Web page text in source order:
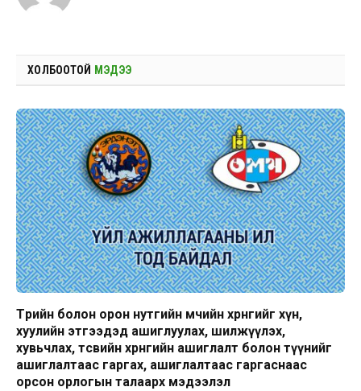
ХОЛБООТОЙ МЭДЭЭ
Төрийн болон орон нутгийн өмчийн хөрөнгийг хүн,
хуулийн этгээдэд ашиглуулах, шилжүүлэх,
хувьчлах, төсвийн хөрөнгийн ашиглалт болон түүнийг
ашиглалтаас гаргах, ашиглалтаас гаргаснаас
орсон орлогын талаарх мэдээлэл